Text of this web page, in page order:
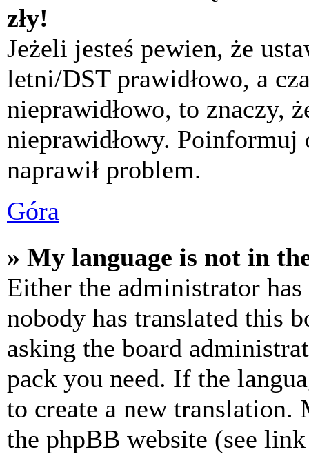
zły!
Jeżeli jesteś pewien, że
letni/DST prawidłowo, a
nieprawidłowo, to znaczy,
nieprawidłowy.
naprawił problem.
Góra
» My language is not in
Either the administrator
nobody has translated this
asking the board
pack you need. If the
to create a new
the phpBB website (see